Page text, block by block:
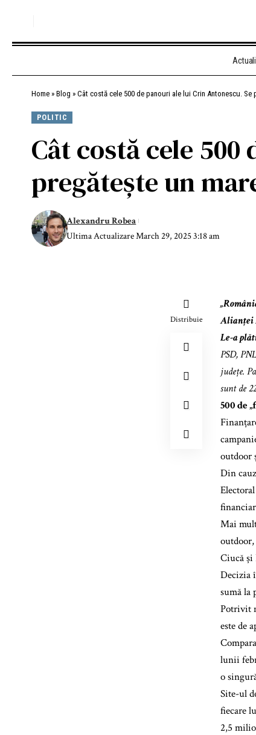
Home » Blog » Cât costă cele 500 de panouri ale lui Crin Antonescu.
POLITIC
Cât costă cele
pregătește un
Ultima Actualizare March 29, 2025 3:18 am
Alexandru Robea
Distribuie
Alianței
Le-a
PSD,
județe.
sunt de
500 de
outdoor
Din
Mai
Ciucă și
Decizia
sumă la
Potrivit
este de
lunii
o
Site-ul
fiecare
2,5